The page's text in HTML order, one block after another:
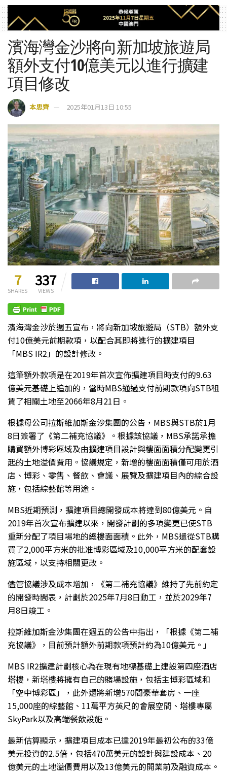
濱海灣金沙將向新加坡旅遊局
額外支付10億美元以進行擴建
項目修改
本思齊 2025年01月13日 10:55
7
SHARES
337
VIEWS
濱海灣金沙於週五宣布，將向新加坡旅遊局（STB）額外支
付10億美元前期款項，以配合其即將進行的擴建項目
「MBS IR2」的設計修改。
這筆額外款項是在2019年首次宣佈擴建項目時支付的9.63
億美元基礎上追加的，當時MBS通過支付前期款項向STB租
賃了相關土地至2066年8月21日。
根據母公司拉斯維加斯金沙集團的公告，MBS與STB於1月
8日簽署了《第二補充協議》。根據該協議，MBS承諾承擔
購買額外博彩區域及由擴建項目設計與樓面面積分配變更引
起的土地溢價費用。協議規定，新增的樓面面積僅可用於酒
店、博彩、零售、餐飲、會議、展覽及擴建項目內的綜合設
施，包括綜藝館等用途。
MBS近期預測，擴建項目總開發成本將達到80億美元。自
2019年首次宣布擴建以來，開發計劃的多項變更已使STB
重新分配了項目場地的總樓面面積。此外，MBS還從STB購
買了2,000平方米的批准博彩區域及10,000平方米的配套設
施區域，以支持相關更改。
儘管協議涉及成本增加，《第二補充協議》維持了先前約定
的開發時間表，計劃於2025年7月8日動工，並於2029年7
月8日竣工。
拉斯維加斯金沙集團在週五的公告中指出，「根據《第二補
充協議》，目前預計額外前期款項預計約為10億美元。」
MBS IR2擴建計劃核心為在現有地標基礎上建設第四座酒店
塔樓，新塔樓將擁有自己的賭場設施，包括主博彩區域和
「空中博彩區」，此外還將新增570間豪華套房、一座
15,000座的綜藝館、11萬平方英尺的會展空間、塔樓專屬
SkyPark以及高端餐飲設施。
最新估算顯示，擴建項目成本已達2019年最初公布的33億
美元投資的2.5倍，包括470萬美元的設計與建設成本、20
億美元的土地溢價費用以及13億美元的開業前及融資成本。